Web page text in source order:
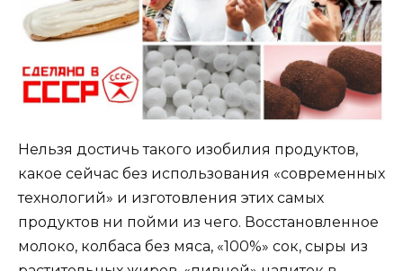
Нельзя достичь такого изобилия продуктов,
какое сейчас без использования «современных
технологий» и изготовления этих самых
продуктов ни пойми из чего. Восстановленное
молоко, колбаса без мяса, «100%» сок, сыры из